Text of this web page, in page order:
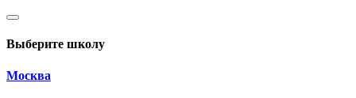
Выберите школу
Москва